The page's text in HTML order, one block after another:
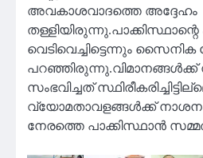
അവകാശവാദത്തെ അദ്ദേഹം
വെടിവെച്ചിട്ടെന്നും
പറഞ്ഞിരുന്നു.വിമാനങ്ങൾക്ക്
സംഭവിച്ചത്
വ്യോമതാവളങ്ങൾക്ക്
നേരത്തെ പാക്കിസ്ഥാൻ